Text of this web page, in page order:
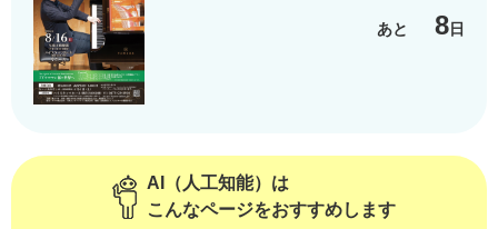
あと 8日
AI（人工知能）は
こんなページをおすすめします